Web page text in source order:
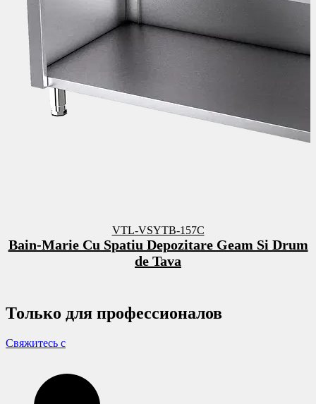
VTL-VSYTB-157C
Bain-Marie Cu Spatiu Depozitare Geam Si Drum
de Tava
Только для профессионалов
Свяжитесь с